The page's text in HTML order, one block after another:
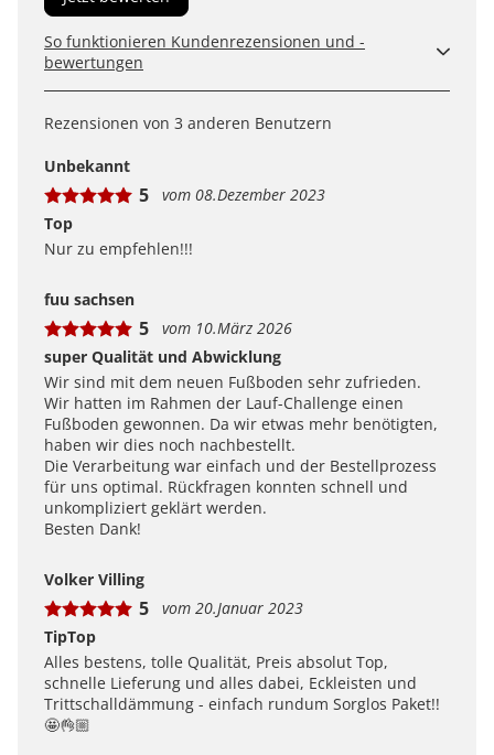
So funktionieren Kundenrezensionen und -
bewertungen
zu können. Uns ist wichtig, transparent zu zeigen, wie
Hinweis Verifizierter Kauf bedeutet.
Erfahren Sie mehr darüber, wie Kundenbewertungen
bei uns funktionieren
Rezensionen von 3 anderen Benutzern
Unbekannt
5
vom 08.Dezember 2023
Top
Nur zu empfehlen!!!
fuu sachsen
5
vom 10.März 2026
super Qualität und Abwicklung
Wir sind mit dem neuen Fußboden sehr zufrieden.
Wir hatten im Rahmen der Lauf-Challenge einen
Fußboden gewonnen. Da wir etwas mehr benötigten,
haben wir dies noch nachbestellt.
Die Verarbeitung war einfach und der Bestellprozess
für uns optimal. Rückfragen konnten schnell und
unkompliziert geklärt werden.
Besten Dank!
Volker Villing
5
vom 20.Januar 2023
TipTop
Alles bestens, tolle Qualität, Preis absolut Top,
schnelle Lieferung und alles dabei, Eckleisten und
Trittschalldämmung - einfach rundum Sorglos Paket!!
🤩👌🏼